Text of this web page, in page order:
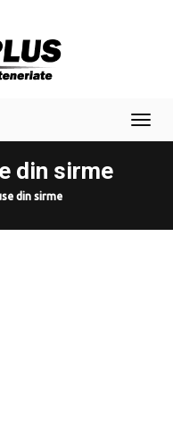
din sirme
din sirme